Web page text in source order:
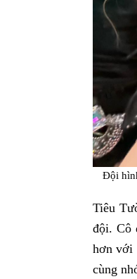
Đội
Tiêu
đội. Cô
hơn với
cùng